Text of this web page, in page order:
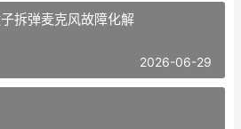
拆弹麦克风故障化解
2026-06-29